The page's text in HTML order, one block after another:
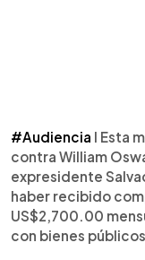
#Audiencia I Esta
contra William
expresidente
haber recibido
US$2,700.00
con bienes